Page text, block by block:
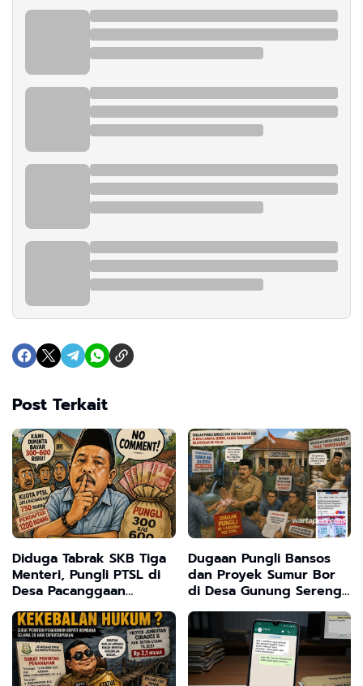
Post Terkait
Diduga Tabrak SKB Tiga
Menteri, Pungli PTSL di
Desa Pacanggaan
Disorot, Pj Kades
Bungkam
Dugaan Pungli Bansos
dan Proyek Sumur Bor
di Desa Gunung Sereng,
Kades Terancam
Dilaporkan